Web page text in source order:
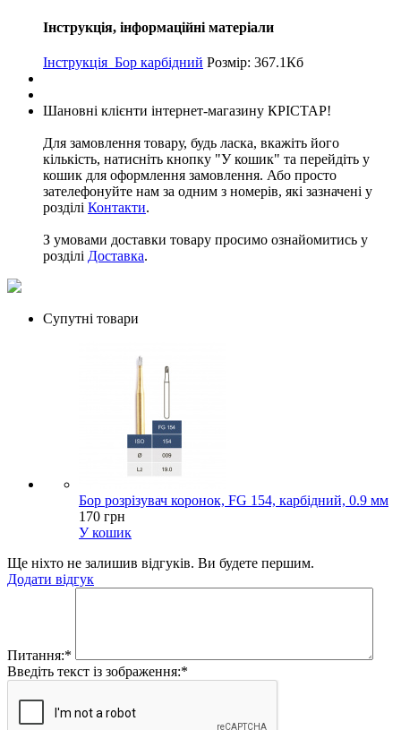
Інструкція, інформаційні матеріали
Інструкція_Бор карбідний Розмір: 367.1Кб
Шановні клієнти інтернет-магазину КРІСТАР!
Для замовлення товару, будь ласка, вкажіть його
кількість, натисніть кнопку "У кошик" та перейдіть у
кошик для оформлення замовлення. Або просто
зателефонуйте нам за одним з номерів, які зазначені у
розділі Контакти.
З умовами доставки товару просимо ознайомитись у
розділі Доставка.
Супутні товари
Бор розрізувач коронок, FG 154, карбідний, 0.9 мм
170 грн
У кошик
Ще ніхто не залишив відгуків. Ви будете першим.
Додати відгук
Питання:*
Введіть текст із зображення:*